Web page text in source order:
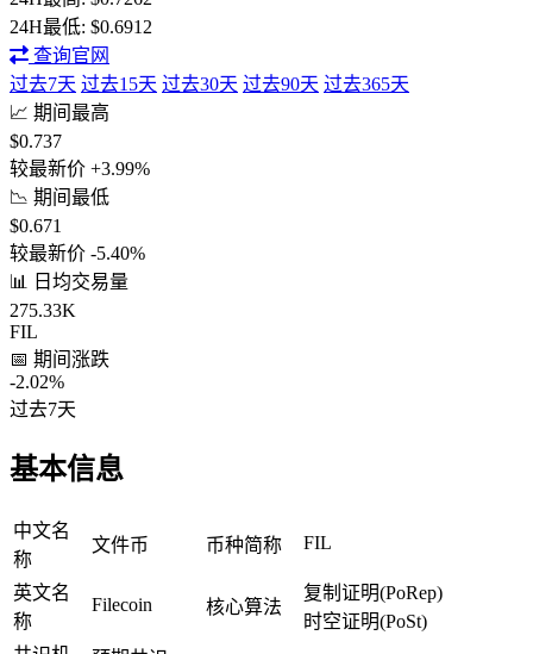
24H最低: $0.6912
查询官网
过去7天 过去15天 过去30天 过去90天 过去365天
📈 期间最高
$0.737
较最新价 +3.99%
📉 期间最低
$0.671
较最新价 -5.40%
📊 日均交易量
275.33K
FIL
📅 期间涨跌
-2.02%
过去7天
基本信息
中文名
称
文件币 币种简称 FIL
英文名
称
Filecoin 核心算法
复制证明(PoRep)
时空证明(PoSt)